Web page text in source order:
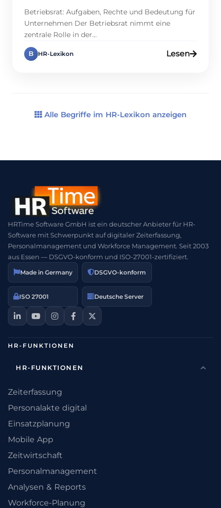
Betriebsrat: Aufgaben, Rechte und Bedeutung für
Unternehmen Der Betriebsrat nimmt eine
zentrale Rolle in der
Unternehmensmitbestimmung ein. Er vertritt die
Interessen der Mitarbeitenden gegenüber der
Informationen finden Sie auf HRTime. […]
B HR-Lexikon Lesen
Alle Begriffe im HR-Lexikon anzeigen
HRTime Software GmbH ist ein deutscher Anbieter für HR-
Software mit Schwerpunkt auf digitaler Zeiterfassung,
Personalmanagement und Workforce Management. Seit 2003
aus Essen — DSGVO-konform und ISO-27001-zertifiziert.
Made in Germany DSGVO-konform
ISO 27001 Deutsche Server
HR-FUNKTIONEN
HR-FUNKTIONEN
Zeiterfassung
Personalakte digital
Einsatzplanung
Mobile App
Zeitwirtschaft
Personalmanagement
Analysen & Reports
Workforce-Planung